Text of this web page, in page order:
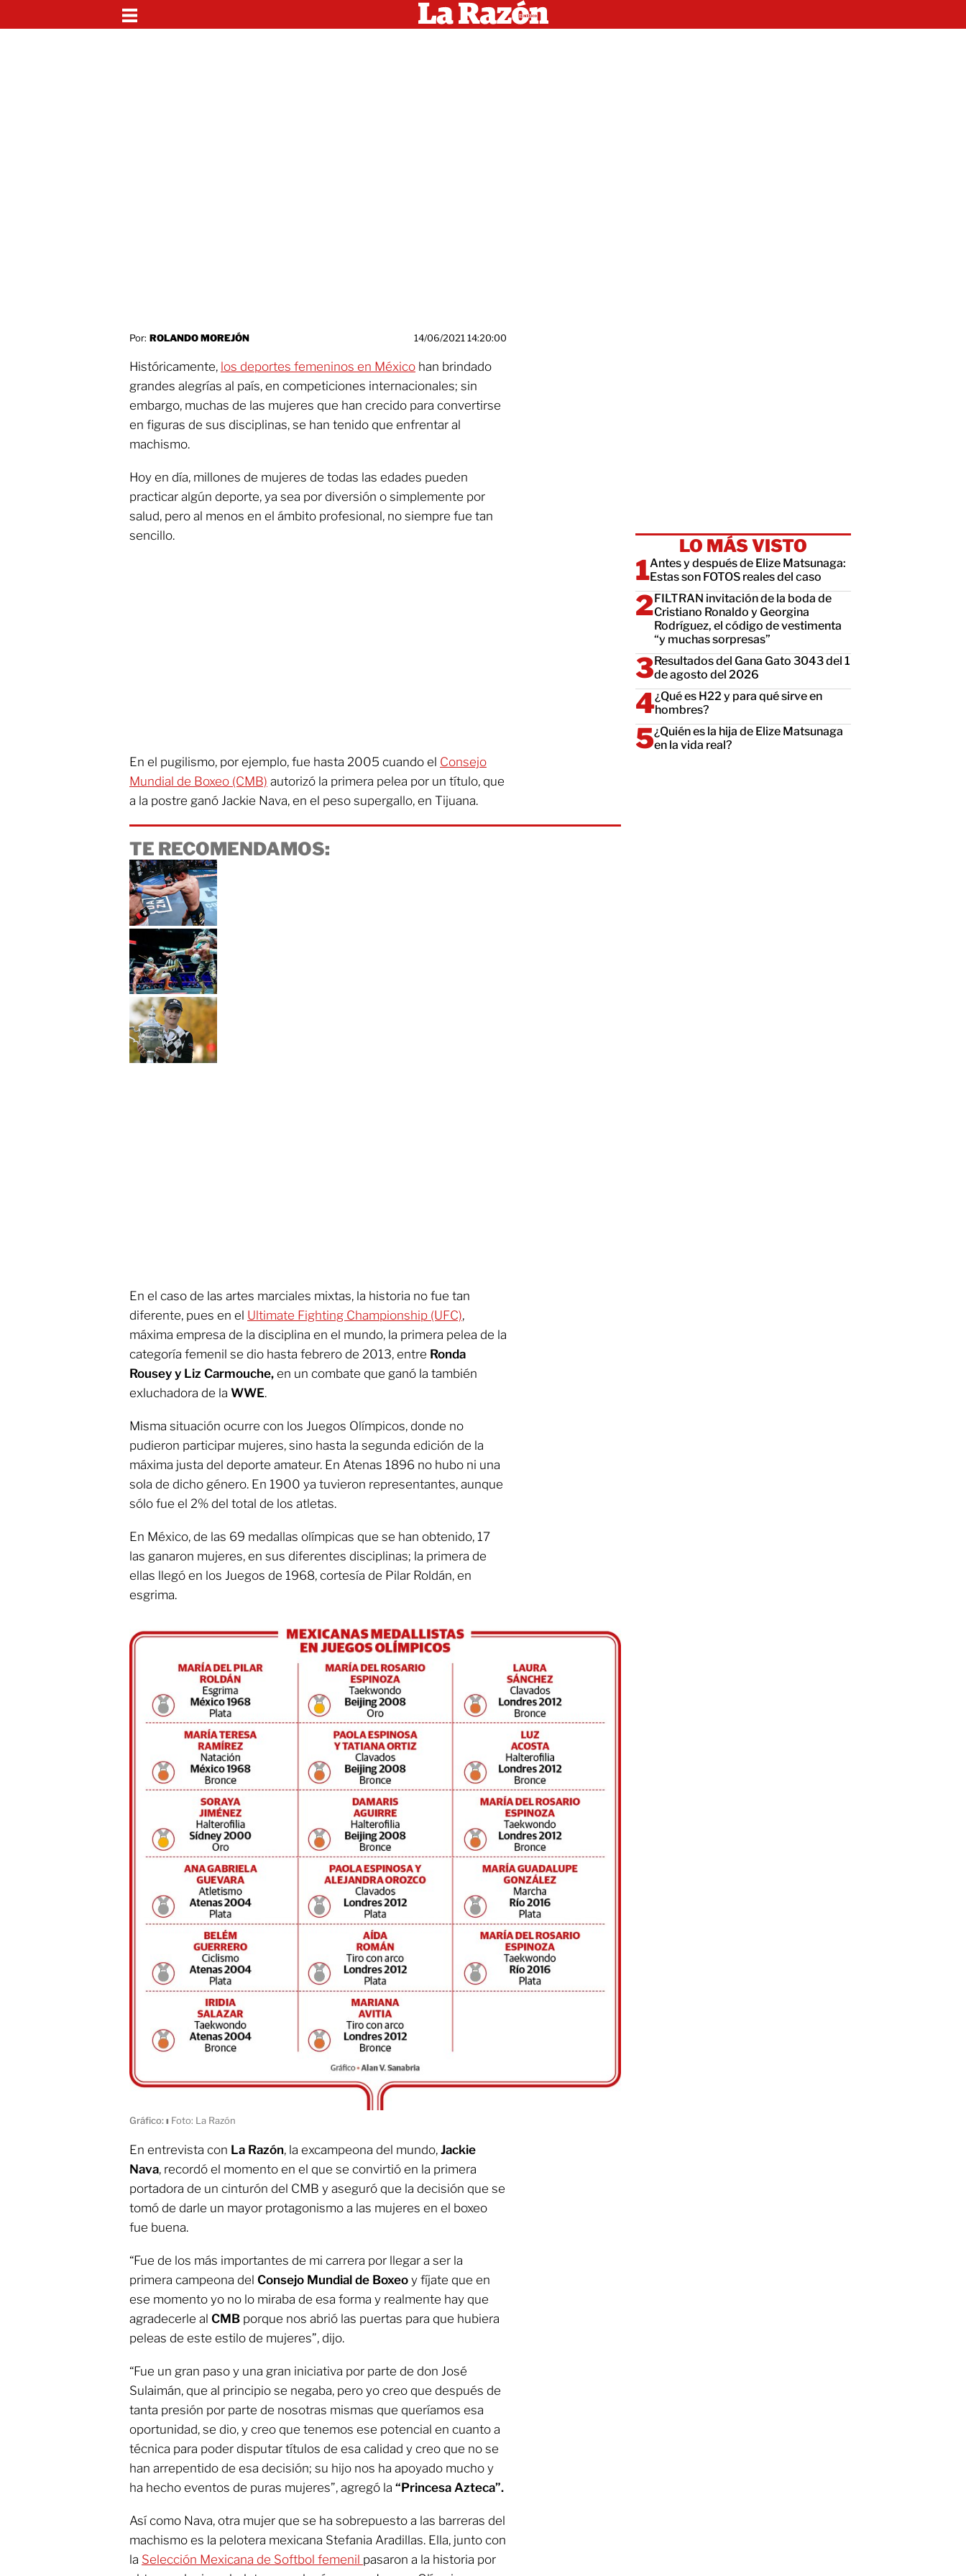
Por: ROLANDO MOREJÓN 14/06/2021 14:20:00
Históricamente, los deportes femeninos en México han brindado
grandes alegrías al país, en competiciones internacionales; sin
embargo, muchas de las mujeres que han crecido para convertirse
en figuras de sus disciplinas, se han tenido que enfrentar al
machismo.
Hoy en día, millones de mujeres de todas las edades pueden
practicar algún deporte, ya sea por diversión o simplemente por
salud, pero al menos en el ámbito profesional, no siempre fue tan
sencillo.
En el pugilismo, por ejemplo, fue hasta 2005 cuando el Consejo
Mundial de Boxeo (CMB) autorizó la primera pelea por un título, que
a la postre ganó Jackie Nava, en el peso supergallo, en Tijuana.
TE RECOMENDAMOS:
En el caso de las artes marciales mixtas, la historia no fue tan
diferente, pues en el Ultimate Fighting Championship (UFC),
máxima empresa de la disciplina en el mundo, la primera pelea de la
categoría femenil se dio hasta febrero de 2013, entre Ronda
Rousey y Liz Carmouche, en un combate que ganó la también
exluchadora de la WWE.
Misma situación ocurre con los Juegos Olímpicos, donde no
pudieron participar mujeres, sino hasta la segunda edición de la
máxima justa del deporte amateur. En Atenas 1896 no hubo ni una
sola de dicho género. En 1900 ya tuvieron representantes, aunque
sólo fue el 2% del total de los atletas.
En México, de las 69 medallas olímpicas que se han obtenido, 17
las ganaron mujeres, en sus diferentes disciplinas; la primera de
ellas llegó en los Juegos de 1968, cortesía de Pilar Roldán, en
esgrima.
Gráfico:ı Foto: La Razón
En entrevista con La Razón, la excampeona del mundo, Jackie
Nava, recordó el momento en el que se convirtió en la primera
portadora de un cinturón del CMB y aseguró que la decisión que se
tomó de darle un mayor protagonismo a las mujeres en el boxeo
fue buena.
“Fue de los más importantes de mi carrera por llegar a ser la
primera campeona del Consejo Mundial de Boxeo y fíjate que en
ese momento yo no lo miraba de esa forma y realmente hay que
agradecerle al CMB porque nos abrió las puertas para que hubiera
peleas de este estilo de mujeres”, dijo.
“Fue un gran paso y una gran iniciativa por parte de don José
Sulaimán, que al principio se negaba, pero yo creo que después de
tanta presión por parte de nosotras mismas que queríamos esa
oportunidad, se dio, y creo que tenemos ese potencial en cuanto a
técnica para poder disputar títulos de esa calidad y creo que no se
han arrepentido de esa decisión; su hijo nos ha apoyado mucho y
ha hecho eventos de puras mujeres”, agregó la “Princesa Azteca”.
Así como Nava, otra mujer que se ha sobrepuesto a las barreras del
machismo es la pelotera mexicana Stefania Aradillas. Ella, junto con
la Selección Mexicana de Softbol femenil pasaron a la historia por
LO MÁS VISTO
Antes y después de Elize Matsunaga:
Estas son FOTOS reales del caso
FILTRAN invitación de la boda de
Cristiano Ronaldo y Georgina
Rodríguez, el código de vestimenta
“y muchas sorpresas”
Resultados del Gana Gato 3043 del 1
de agosto del 2026
¿Qué es H22 y para qué sirve en
hombres?
¿Quién es la hija de Elize Matsunaga
en la vida real?